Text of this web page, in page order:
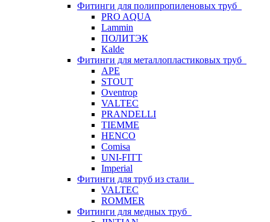
Фитинги для полипропиленовых труб
PRO AQUA
Lammin
ПОЛИТЭК
Kalde
Фитинги для металлопластиковых труб
APE
STOUT
Oventrop
VALTEC
PRANDELLI
TIEMME
HENCO
Comisa
UNI-FITT
Imperial
Фитинги для труб из стали
VALTEC
ROMMER
Фитинги для медных труб